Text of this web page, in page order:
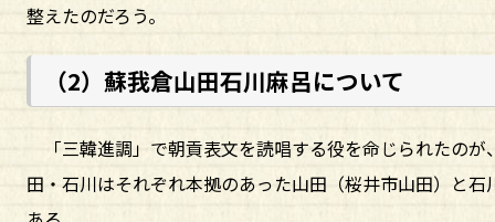
整えたのだろう。
（2）蘇我倉山田石川麻呂について
「三韓進調」で朝貢表文を読唱する役を命じられたのが
田・石川はそれぞれ本拠のあった山田（桜井市山田）と